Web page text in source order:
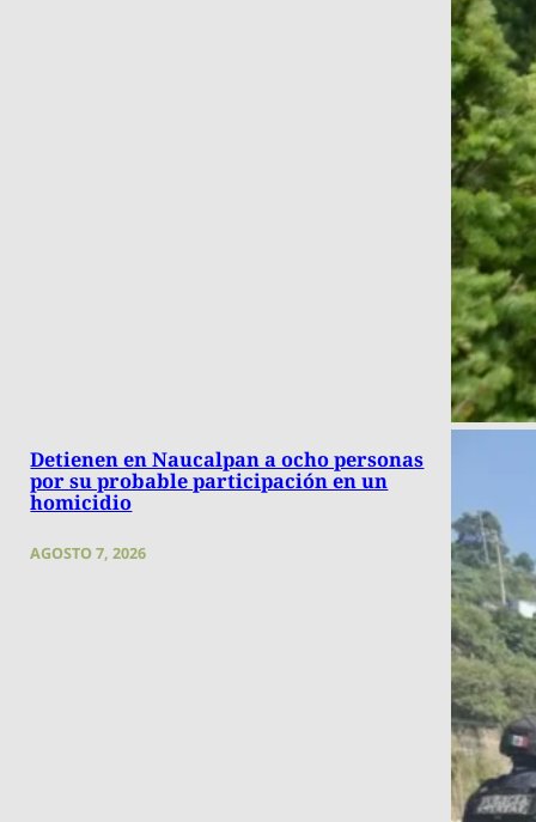
Detienen en Naucalpan a ocho personas
por su probable participación en un
homicidio
AGOSTO 7, 2026